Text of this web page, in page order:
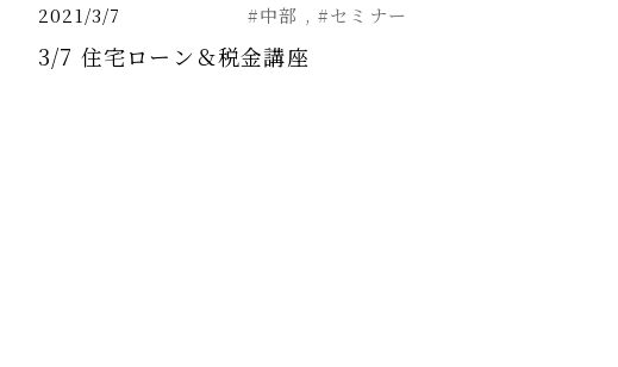
2021/3/7 #中部 #セミナー
3/7 住宅ローン＆税金講座